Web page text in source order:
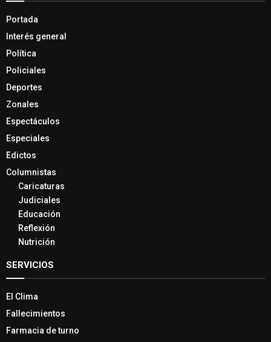
Portada
Interés general
Política
Policiales
Deportes
Zonales
Espectáculos
Especiales
Edictos
Columnistas
Caricaturas
Judiciales
Educación
Reflexión
Nutrición
SERVICIOS
El Clima
Fallecimientos
Farmacia de turno